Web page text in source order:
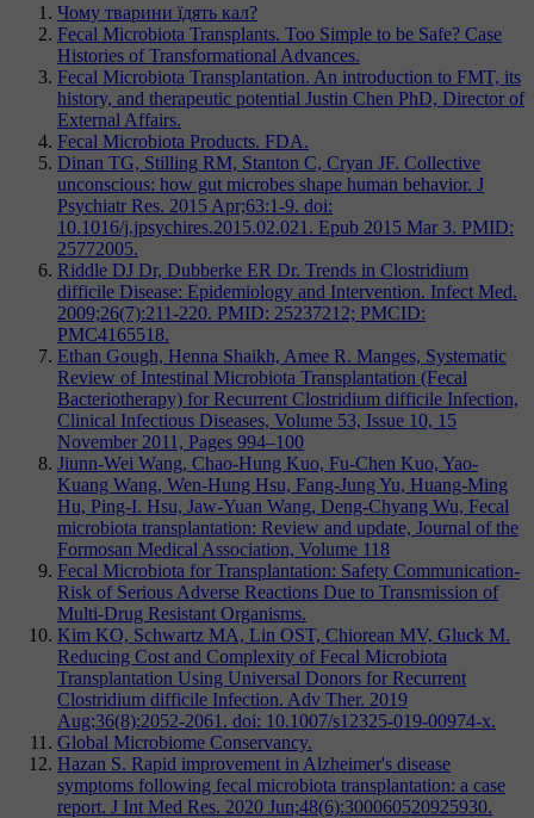
Чому тварини їдять кал?
Fecal Microbiota Transplants. Too Simple to be Safe? Case
Histories of Transformational Advances.
Fecal Microbiota Transplantation. An introduction to FMT, its
history, and therapeutic potential Justin Chen PhD, Director of
External Affairs.
Fecal Microbiota Products. FDA.
Dinan TG, Stilling RM, Stanton C, Cryan JF. Collective
unconscious: how gut microbes shape human behavior. J
Psychiatr Res. 2015 Apr;63:1-9. doi:
10.1016/j.jpsychires.2015.02.021. Epub 2015 Mar 3. PMID:
25772005.
Riddle DJ Dr, Dubberke ER Dr. Trends in Clostridium
difficile Disease: Epidemiology and Intervention. Infect Med.
2009;26(7):211-220. PMID: 25237212; PMCID:
PMC4165518.
Ethan Gough, Henna Shaikh, Amee R. Manges, Systematic
Review of Intestinal Microbiota Transplantation (Fecal
Bacteriotherapy) for Recurrent Clostridium difficile Infection,
Clinical Infectious Diseases, Volume 53, Issue 10, 15
November 2011, Pages 994–100
Jiunn-Wei Wang, Chao-Hung Kuo, Fu-Chen Kuo, Yao-
Kuang Wang, Wen-Hung Hsu, Fang-Jung Yu, Huang-Ming
Hu, Ping-I. Hsu, Jaw-Yuan Wang, Deng-Chyang Wu, Fecal
microbiota transplantation: Review and update, Journal of the
Formosan Medical Association, Volume 118
Fecal Microbiota for Transplantation: Safety Communication-
Risk of Serious Adverse Reactions Due to Transmission of
Multi-Drug Resistant Organisms.
Kim KO, Schwartz MA, Lin OST, Chiorean MV, Gluck M.
Reducing Cost and Complexity of Fecal Microbiota
Transplantation Using Universal Donors for Recurrent
Clostridium difficile Infection. Adv Ther. 2019
Aug;36(8):2052-2061. doi: 10.1007/s12325-019-00974-x.
Global Microbiome Conservancy.
Hazan S. Rapid improvement in Alzheimer's disease
symptoms following fecal microbiota transplantation: a case
report. J Int Med Res. 2020 Jun;48(6):300060520925930.